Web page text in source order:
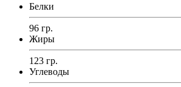
Белки
96 гр.
Жиры
123 гр.
Углеводы